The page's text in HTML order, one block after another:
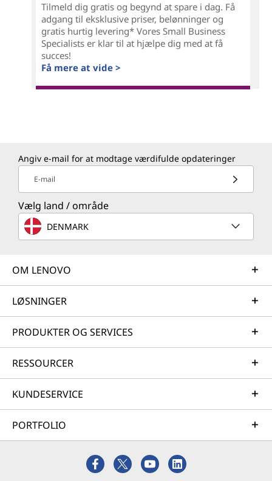
Tilmeld dig gratis og begynd at spare i dag. Få
adgang til eksklusive priser, belønninger og
gratis hurtig levering* Vores Small Business
Specialists er klar til at hjælpe dig med at få
succes!
Få mere at vide >
Angiv e-mail for at modtage værdifulde opdateringer
E-mail
Vælg land / område
DENMARK
OM LENOVO
LØSNINGER
PRODUKTER OG SERVICES
RESSOURCER
KUNDESERVICE
PORTFOLIO